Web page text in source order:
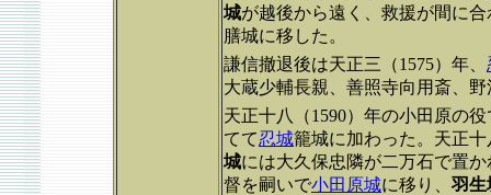
城が越後から遠く、救援が間に
膳城に移した。
謙信撤退後は天正三（1575）年、
大蔵少輔長親、善照寺向用斎、
天正十八（1590）年の小田原の
てて忍城籠城に加わった。天正
城には大久保忠隣が二万石で置
督を嗣いで小田原城に移り、 羽生